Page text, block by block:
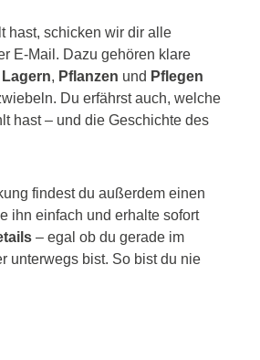
hast, schicken wir dir alle
E-Mail. Dazu gehören klare
Lagern, Pflanzen und Pflegen
Du erfährst auch, welche
hast – und die Geschichte des
findest du außerdem einen
ihn einfach und erhalte sofort
– egal ob du gerade im
unterwegs bist. So bist du nie